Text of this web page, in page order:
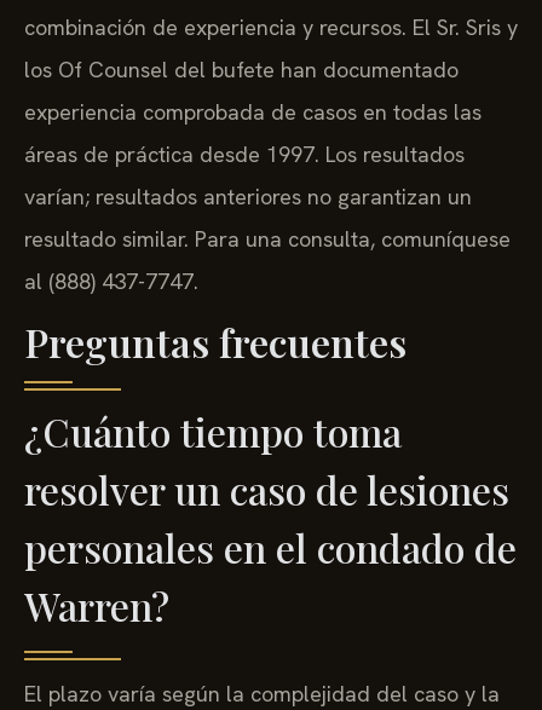
combinación de experiencia y recursos. El Sr. Sris y
los Of Counsel del bufete han documentado
experiencia comprobada de casos en todas las
áreas de práctica desde 1997. Los resultados
varían; resultados anteriores no garantizan un
resultado similar. Para una consulta, comuníquese
al (888) 437-7747.
Preguntas frecuentes
¿Cuánto tiempo toma
resolver un caso de lesiones
personales en el condado de
Warren?
El plazo varía según la complejidad del caso y la